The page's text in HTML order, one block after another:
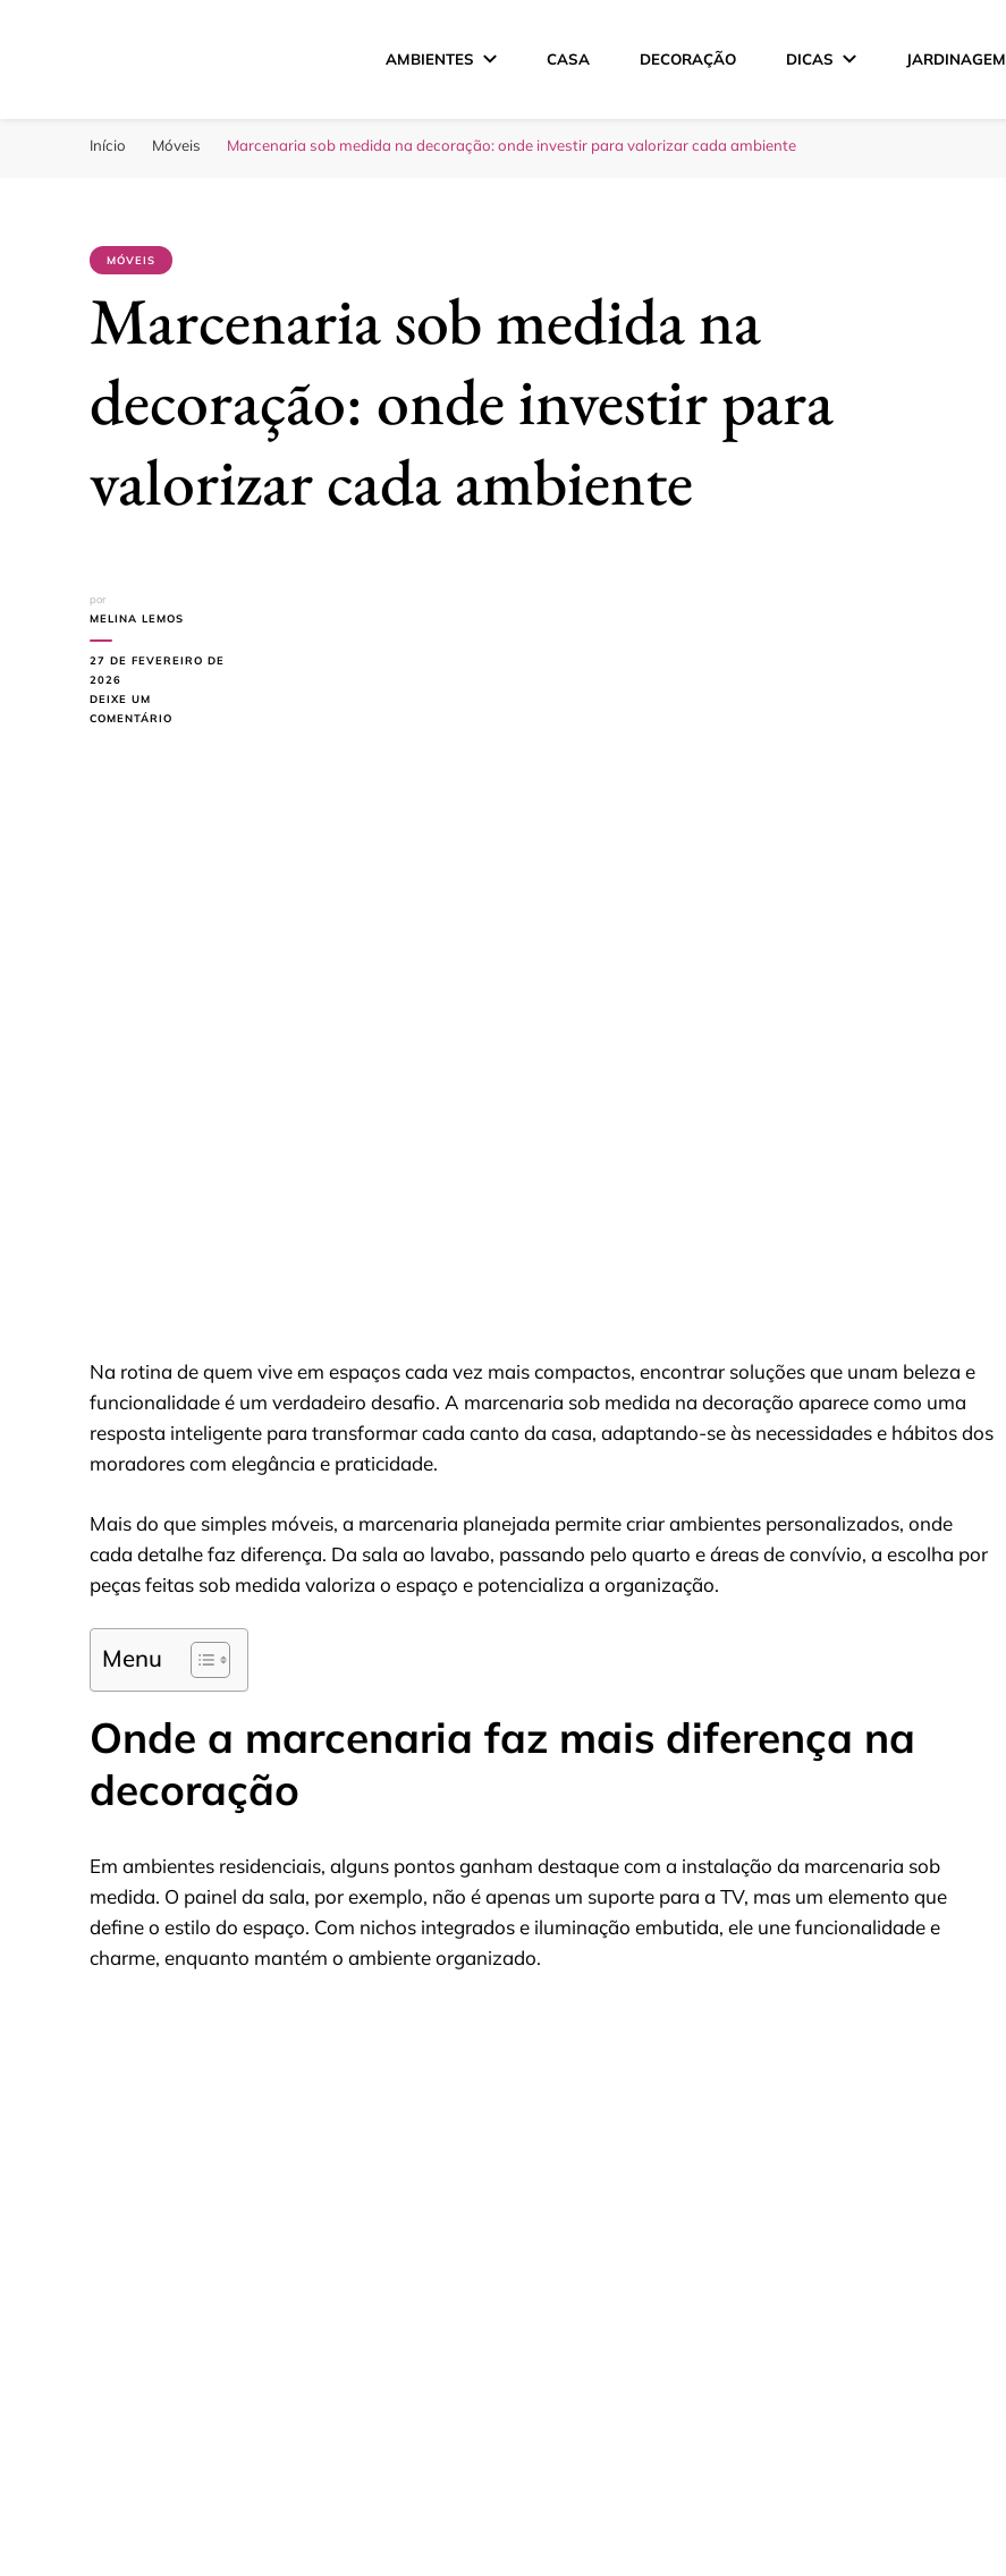
Sua Melhor Decoração
AMBIENTES CASA DECORAÇÃO DICAS JARDINAGEM
Início Móveis Marcenaria sob medida na decoração: onde investir para valorizar cada ambiente
MÓVEIS
Marcenaria sob medida na
decoração: onde investir para
valorizar cada ambiente
por
MELINA LEMOS
27 DE FEVEREIRO DE
2026
DEIXE UM
COMENTÁRIO
Na rotina de quem vive em espaços cada vez mais compactos, encontrar soluções que unam beleza e
funcionalidade é um verdadeiro desafio. A marcenaria sob medida na decoração aparece como uma
resposta inteligente para transformar cada canto da casa, adaptando-se às necessidades e hábitos dos
moradores com elegância e praticidade.
Mais do que simples móveis, a marcenaria planejada permite criar ambientes personalizados, onde
cada detalhe faz diferença. Da sala ao lavabo, passando pelo quarto e áreas de convívio, a escolha por
peças feitas sob medida valoriza o espaço e potencializa a organização.
Menu
Onde a marcenaria faz mais diferença na
decoração
Em ambientes residenciais, alguns pontos ganham destaque com a instalação da marcenaria sob
medida. O painel da sala, por exemplo, não é apenas um suporte para a TV, mas um elemento que
define o estilo do espaço. Com nichos integrados e iluminação embutida, ele une funcionalidade e
charme, enquanto mantém o ambiente organizado.